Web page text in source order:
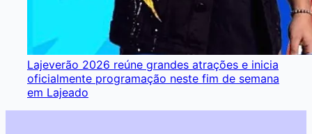
Lajeverão 2026 reúne grandes atrações e inicia
oficialmente programação neste fim de semana
em Lajeado